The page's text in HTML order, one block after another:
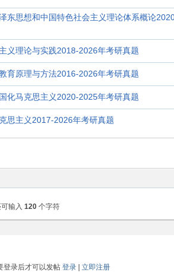
东思想和中国特色社会主义理论体系概论
义理论与实践2018-2026年考研真题
育原理与方法2016-2026年考研真题
化马克思主义2020-2025年考研真题
思主义2017-2026年考研真题
输入 120 个字符
登录后才可以发帖 登录| 立即注册